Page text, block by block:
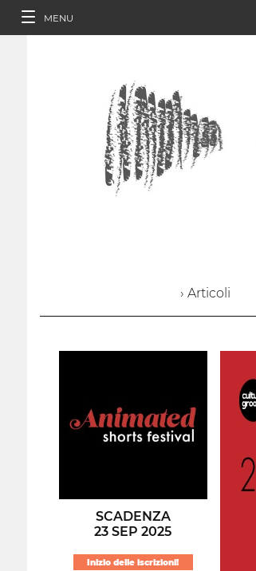
MENU
› Articoli
SCADENZA
23 SEP 2025
Inizio delle iscrizioni!